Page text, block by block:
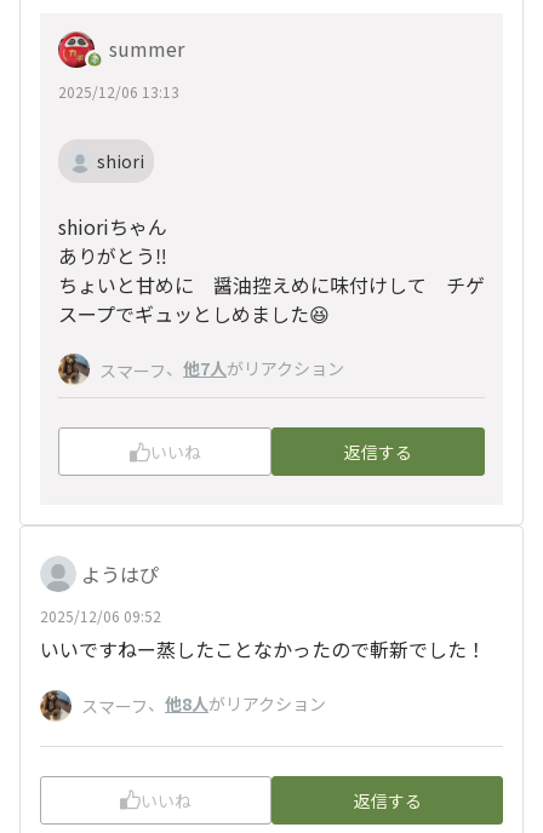
summer
2025/12/06 13:13
shiori
shioriちゃん
ありがとう‼️
ちょいと甘めに 醤油控えめに味付けして チゲ
スープでギュッとしめました😆
スマーフ、 他7人がリアクション
いいね 返信する
ようはぴ
2025/12/06 09:52
いいですねー蒸したことなかったので斬新でした！
スマーフ、 他8人がリアクション
いいね 返信する